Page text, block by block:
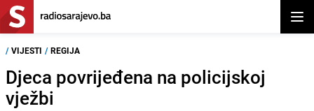
/ VIJESTI / REGIJA
Djeca povrijeđena na policijskoj
vježbi